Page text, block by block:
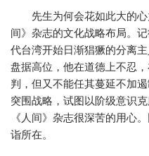
先生为何会花如此大的
间》杂志的文化战略布局。
代台湾开始日渐猖獗的分离
盘据高位，他在道德上不忍
判，但又不能任其蔓延不加
突围战略，试图以阶级意识
《人间》杂志很深苦的用心
诣所在。